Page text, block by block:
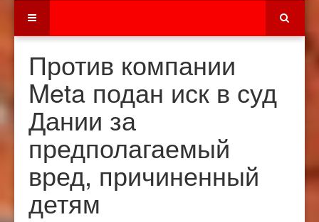
Против компании
Meta подан иск в суд
Дании за
предполагаемый
вред, причиненный
детям